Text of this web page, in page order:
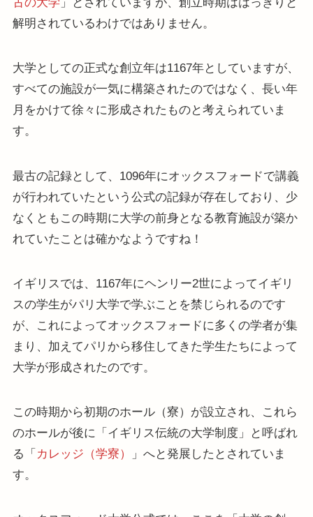
古の大学 」とされていますが、創立時期ははっきりと
解明されているわけではありません。
大学としての正式な創立年は1167年としていますが、
すべての施設が一気に構築されたのではなく、長い年
月をかけて徐々に形成されたものと考えられていま
す。
最古の記録として、1096年にオックスフォードで講義
が行われていたという公式の記録が存在しており、少
なくともこの時期に大学の前身となる教育施設が築か
れていたことは確かなようですね！
イギリスでは、1167年にヘンリー2世によってイギリ
スの学生がパリ大学で学ぶことを禁じられるのです
が、これによってオックスフォードに多くの学者が集
まり、加えてパリから移住してきた学生たちによって
大学が形成されたのです。
この時期から初期のホール（寮）が設立され、これら
のホールが後に「イギリス伝統の大学制度」と呼ばれ
る「 カレッジ（学寮）
」へと発展したとされていま
す。